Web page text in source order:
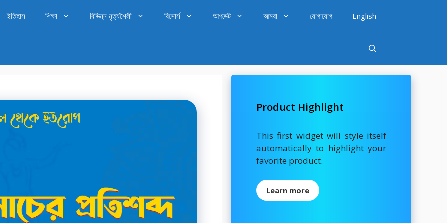
ইতিহাস শিক্ষা বিভিন্ন নৃত্যশৈলী রিসোর্স আপডেট আমরা যোগাযোগ English
Product Highlight
This first widget will style itself
automatically to highlight your
favorite product.
Learn more